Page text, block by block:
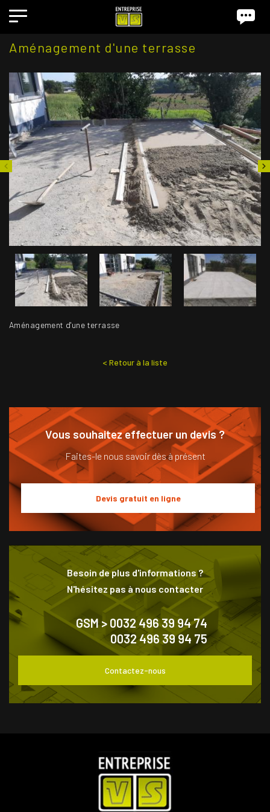
Aménagement d'une terrasse
Aménagement d'une terrasse
< Retour à la liste
Vous souhaitez effectuer un devis ?
Faites-le nous savoir dès à présent
Devis gratuit en ligne
Besoin de plus d'informations ?
N'hésitez pas à nous contacter
GSM > 0032 496 39 94 74
0032 496 39 94 75
Contactez-nous